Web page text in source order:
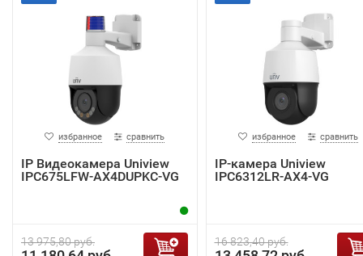
избранное сравнить
IP Видеокамера Uniview
IPC675LFW-AX4DUPKC-VG
13 975,80 руб.
избранное сравнить
IP-камера Uniview
IPC6312LR-AX4-VG
16 823,40 руб.